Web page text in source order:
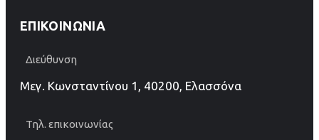
ΕΠΙΚΟΙΝΩΝΊΑ
Διεύθυνση
Μεγ. Κωνσταντίνου 1, 40200, Ελασσόνα
Τηλ. επικοινωνίας